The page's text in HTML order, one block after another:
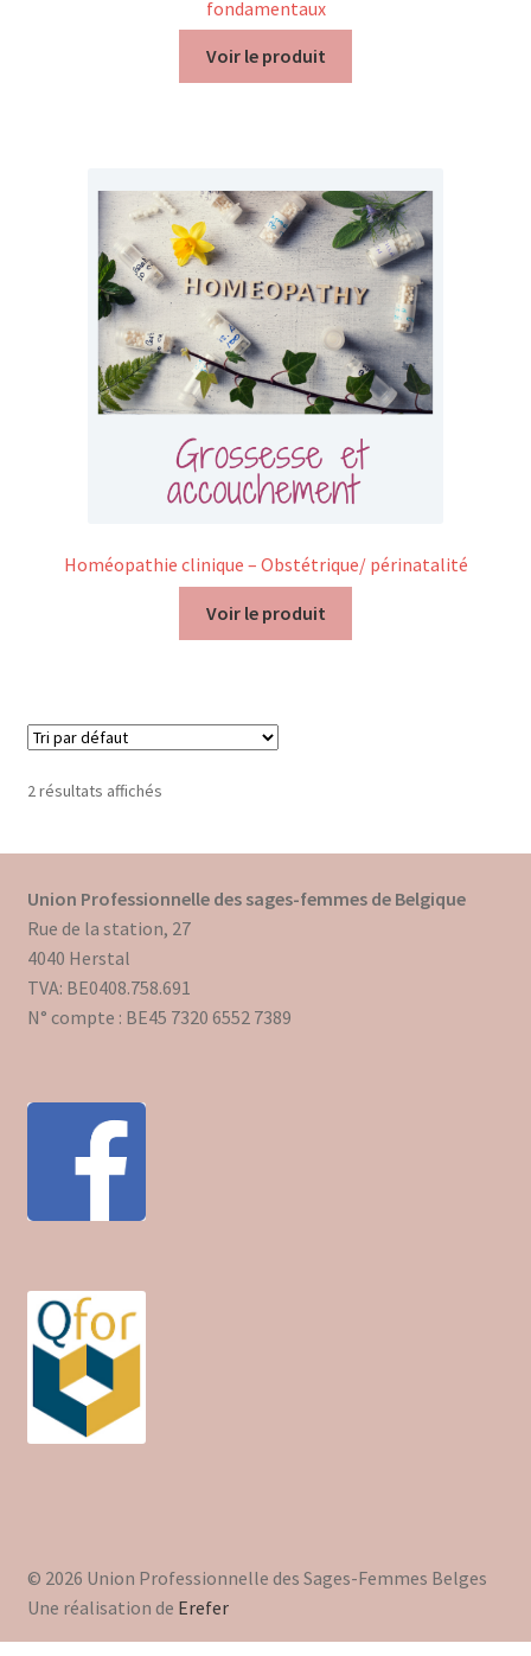
Renouvellement
Mes commandes
Formations Externes
Evénements
Formations Courtes
Formations Diplomantes
Contactez nous
fondamentaux
Voir le produit
Homéopathie clinique – Obstétrique/ périnatalité
Voir le produit
2 résultats affichés
Union Professionnelle des sages-femmes de Belgique
Rue de la station, 27
4040 Herstal
TVA: BE0408.758.691
N° compte : BE45 7320 6552 7389
© 2026 Union Professionnelle des Sages-Femmes Belges
Une réalisation de Erefer